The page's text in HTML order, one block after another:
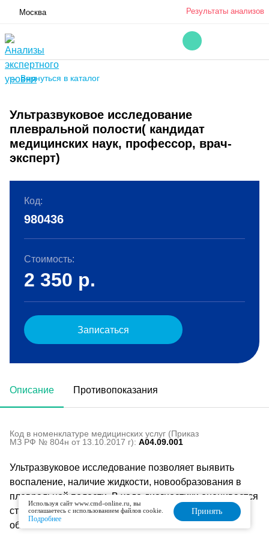
Москва Результаты анализов
← Вернуться в каталог
Ультразвуковое исследование
плевральной полости( кандидат
медицинских наук, профессор, врач-
эксперт)
Описание Противопоказания
Код в номенклатуре медицинских услуг (Приказ
МЗ РФ № 804н от 13.10.2017 г): A04.09.001
Ультразвуковое исследование позволяет выявить
воспаление, наличие жидкости, новообразования в
плевральной полости. В ходе диагностики оценивается
структура и толщина оболочки, объем исследуемой
области.
Код:
980436
Стоимость:
2 350 р.
Записаться
Используя сайт www.cmd-online.ru, вы
соглашаетесь с использованием файлов cookie.
Подробнее
Принять